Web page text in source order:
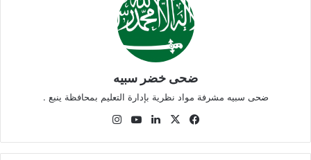
ضحى خضر سبيه
ضحى سبيه مشرفة مواد نظرية بإدارة التعليم بمحافظة ينبع .
فيسبوك
‫X لينكدإن‫YouTube